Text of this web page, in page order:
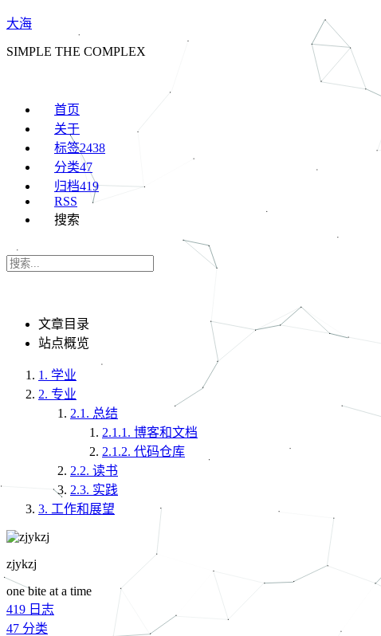
大海
SIMPLE THE COMPLEX
首页
关于
标签2438
分类47
归档419
RSS
搜索
文章目录
站点概览
1. 学业
2. 专业
2.1. 总结
2.1.1. 博客和文档
2.1.2. 代码仓库
2.2. 读书
2.3. 实践
3. 工作和展望
zjykzj
one bite at a time
419 日志
47 分类